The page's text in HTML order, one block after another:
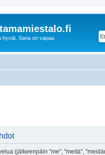
hyvät. Sana on vapaa.
(jälkeenpäin "me", "meitä",